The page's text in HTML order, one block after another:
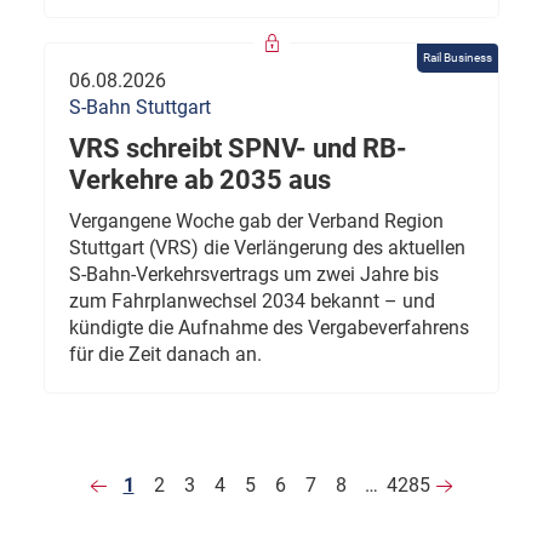
Rail Business
06.08.2026
S-Bahn Stuttgart
VRS schreibt SPNV- und RB-
Verkehre ab 2035 aus
Vergangene Woche gab der Verband Region
Stuttgart (VRS) die Verlängerung des aktuellen
S-Bahn-Verkehrsvertrags um zwei Jahre bis
zum Fahrplanwechsel 2034 bekannt – und
kündigte die Aufnahme des Vergabeverfahrens
für die Zeit danach an.
1 2 3 4 5 6 7 8 … 4285